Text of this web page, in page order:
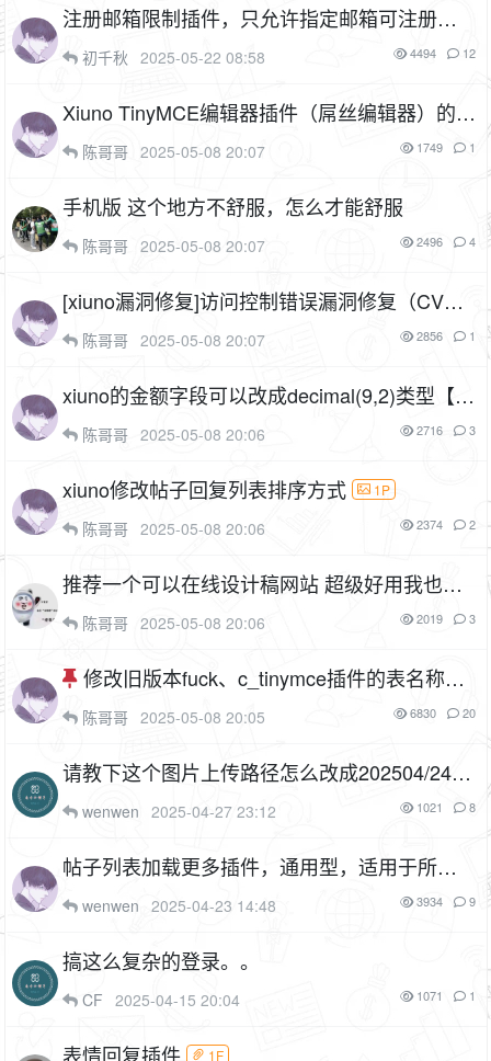
注册邮箱限制插件，只允许指定邮箱可注册（cf
_email_limit）
初千秋 2025-05-22 08:58 4494 12
Xiuno TinyMCE编辑器插件（屌丝编辑器）的前
端配置说明
陈哥哥 2025-05-08 20:07 1749 1
手机版 这个地方不舒服，怎么才能舒服
陈哥哥 2025-05-08 20:07 2496 4
[xiuno漏洞修复]访问控制错误漏洞修复（CVE-2
020-21493）
陈哥哥 2025-05-08 20:07 2856 1
xiuno的金额字段可以改成decimal(9,2)类型【非
必须】
陈哥哥 2025-05-08 20:06 2716 3
xiuno修改帖子回复列表排序方式 1P
陈哥哥 2025-05-08 20:06 2374 2
推荐一个可以在线设计稿网站 超级好用我也在
学习 可以制作各种文图设计稿，关键是个人免
陈哥哥 2025-05-08 20:06 2019 3
修改旧版本fuck、c_tinymce插件的表名称，
平滑迁移到tiny新版本编辑器插件
陈哥哥 2025-05-08 20:05 6830 20
请教下这个图片上传路径怎么改成202504/24/
这样的
wenwen 2025-04-27 23:12 1021 8
帖子列表加载更多插件，通用型，适用于所有xi
uno主题（cf_loadmore）
wenwen 2025-04-23 14:48 3934 9
搞这么复杂的登录。。
CF 2025-04-15 20:04 1071 1
表情回复插件 1F